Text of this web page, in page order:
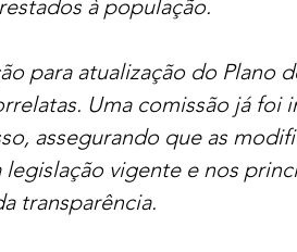
à população.
para atualização do Plano
Uma comissão já foi
assegurando que as
legislação vigente e nos
transparência.